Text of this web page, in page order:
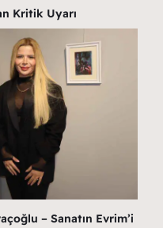
Kritik Uyarı
– Sanatın Evrim’i